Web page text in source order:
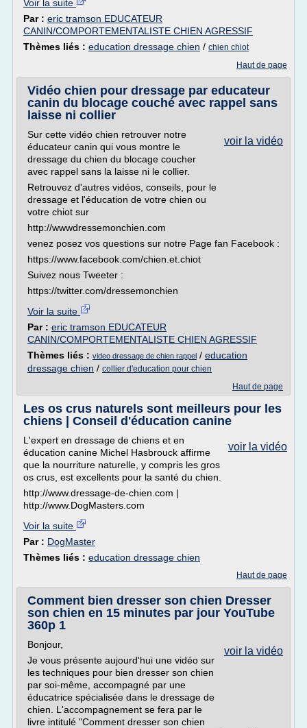
Voir la suite
Par : eric tramson EDUCATEUR
CANIN/COMPORTEMENTALISTE CHIEN AGRESSIF
Thèmes liés : education dressage chien / chien chiot
Haut de page
Vidéo chien pour dressage par educateur
canin du blocage couché avec rappel sans
laisse ni collier
voir la vidéo
Sur cette vidéo chien retrouver notre
éducateur canin qui vous montre le
dressage du chien du blocage coucher
avec rappel sans la laisse ni le collier.
Retrouvez d'autres vidéos, conseils, pour le
dressage et l'éducation de votre chien ou
votre chiot sur
http://wwwdressemonchien.com
venez posez vos questions sur notre Page fan Facebook :
https://www.facebook.com/chien.et.chiot
Suivez nous Tweeter :
https://twitter.com/dressemonchien
Voir la suite
Par : eric tramson EDUCATEUR
CANIN/COMPORTEMENTALISTE CHIEN AGRESSIF
Thèmes liés : video dressage de chien rappel / education
dressage chien / collier d'education pour chien
Haut de page
Les os crus naturels sont meilleurs pour les
chiens | Conseil d'éducation canine
voir la vidéo
L'expert en dressage de chiens et en
éducation canine Michel Hasbrouck affirme
que la nourriture naturelle, y compris les gros
os crus, est excellents pour la santé du chien.
http://www.dressage-de-chien.com |
http://www.DogMasters.com
Voir la suite
Par : DogMaster
Thèmes liés : education dressage chien
Haut de page
Comment bien dresser son chien Dresser
son chien en 15 minutes par jour YouTube
360p 1
voir la vidéo
Bonjour,
Je vous présente aujourd'hui une vidéo sur
les techniques pour bien dresser son chien
par soi-même, accompagné par une
éducatrice spécialisée dans le dressage de
chien. L'accompagnement se fera par le
livre intitulé "Comment dresser son chien